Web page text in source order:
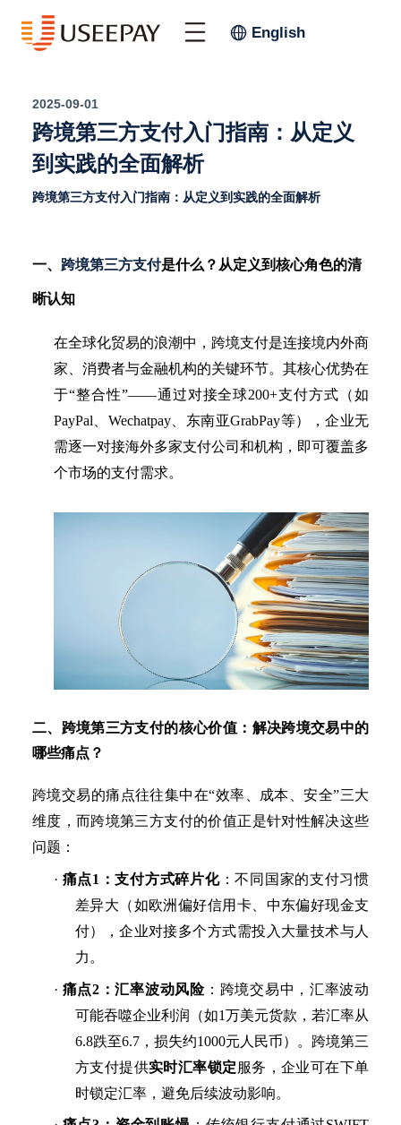
English
2025-09-01
跨境第三方支付入门指南：从定义
到实践的全面解析
跨境第三方支付入门指南：从定义到实践的全面解析
一、 跨境第三方支付是什么？从定义到核心角色的清
晰认知
在全球化贸易的浪潮中，跨境支付是连接境内外商
家、消费者与金融机构的关键环节。其核心优势在
于“整合性”——通过对接全球200+支付方式 （如
PayPal、 Wechatpay、东南亚GrabPay等），企业无
需逐一对接海外多家支付公司和机构 ，即可覆盖多
个市场的支付需求。
二、跨境第三方支付的核心价值：解决跨境交易中的
哪些痛点？
跨境交易的痛点往往集中在“效率、成本、安全”三大
维度，而跨境第三方支付的价值正是针对性解决这些
问题：
· 痛点1：支付方式碎片化：不同国家的支付习惯
差异大（如欧洲偏好信用卡、中东偏好现金支
付），企业对接多个方式需投入大量技术与人
力。
· 痛点2：汇率波动风险：跨境交易中，汇率波动
可能吞噬企业利润（如1万美元货款，若汇率从
6.8跌至6.7，损失约1000元人民币）。跨境第三
方支付提供实时汇率锁定 服务，企业可在下单
时锁定汇率，避免后续波动影响。